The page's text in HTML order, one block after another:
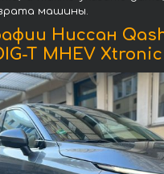
машины.
Ниссан
T MHEV